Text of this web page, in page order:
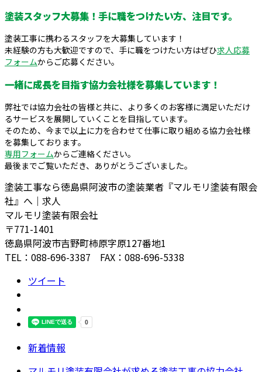
塗装スタッフ大募集！手に職をつけたい方、注目です。
塗装工事に携わるスタッフを大募集しています！
未経験の方も大歓迎ですので、手に職をつけたい方はぜひ求人応募
フォームからご応募ください。
一緒に成長を目指す協力会社様を募集しています！
弊社では協力会社の皆様と共に、より多くのお客様に満足いただけ
るサービスを展開していくことを目指しています。
そのため、今まで以上に力を合わせて仕事に取り組める協力会社様
を募集しております。
専用フォームからご連絡ください。
最後までご覧いただき、ありがとうございました。
塗装工事なら徳島県阿波市の塗装業者『マルモリ塗装有限会
社』へ｜求人
マルモリ塗装有限会社
〒771-1401
徳島県阿波市吉野町柿原字原127番地1
TEL：088-696-3387 FAX：088-696-5338
ツイート
新着情報